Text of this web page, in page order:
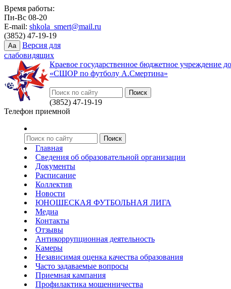
Время работы:
Пн-Вс 08-20
E-mail: shkola_smert@mail.ru
(3852) 47-19-19
Aa
Версия для
слабовидящих
Краевое государственное бюджетное учреждение
«СШОР по футболу А.Смертина»
(3852) 47-19-19
Телефон приемной
Главная
Сведения об образовательной организации
Документы
Расписание
Коллектив
Новости
ЮНОШЕСКАЯ ФУТБОЛЬНАЯ ЛИГА
Медиа
Контакты
Отзывы
Антикоррупционная деятельность
Камеры
Независимая оценка качества образования
Часто задаваемые вопросы
Приемная кампания
Профилактика мошенничества